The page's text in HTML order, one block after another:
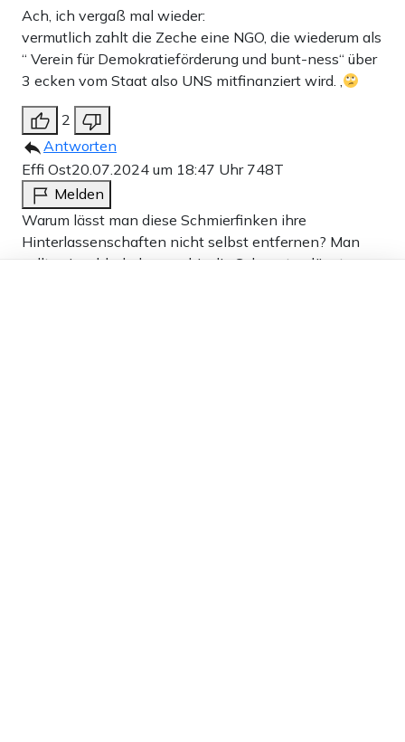
Ach, ich vergaß mal wieder:
vermutlich zahlt die Zeche eine NGO, die wiederum als
“ Verein für Demokratieförderung und bunt-ness“ über
3 ecken vom Staat also UNS mitfinanziert wird. ,
2
Antworten
Effi Ost20.07.2024 um 18:47 Uhr 748T
Melden
Warum lässt man diese Schmierfinken ihre
Hinterlassenschaften nicht selbst entfernen? Man
sollte sie rubbeln lassen, bis die Schwarte glänzt.